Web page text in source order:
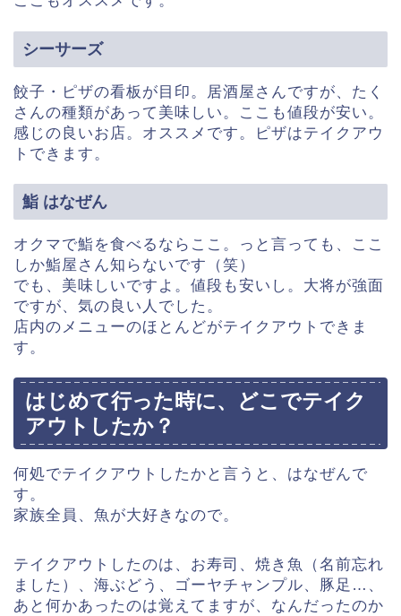
シーサーズ
餃子・ピザの看板が目印。居酒屋さんですが、たく
さんの種類があって美味しい。ここも値段が安い。
感じの良いお店。オススメです。ピザはテイクアウ
トできます。
鮨 はなぜん
オクマで鮨を食べるならここ。っと言っても、ここ
しか鮨屋さん知らないです（笑）
でも、美味しいですよ。値段も安いし。大将が強面
ですが、気の良い人でした。
店内のメニューのほとんどがテイクアウトできま
す。
はじめて行った時に、どこでテイク
アウトしたか？
何処でテイクアウトしたかと言うと、はなぜんで
す。
家族全員、魚が大好きなので。
テイクアウトしたのは、お寿司、焼き魚（名前忘れ
ました）、海ぶどう、ゴーヤチャンプル、豚足…、
あと何かあったのは覚えてますが、なんだったのか